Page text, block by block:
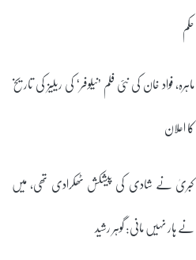
حکم
ماہرہ، فواد خان کی نئی فلم ’نیلوفر‘ کی ریلیز کی تاریخ
کا اعلان
کبریٰ نے شادی کی پیشکش ٹھکرادی تھی، میں
نے ہار نہیں مانی: گوہر رشید